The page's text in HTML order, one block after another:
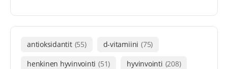
antioksidantit (55) d-vitamiini (75)
henkinen hyvinvointi (51) hyvinvointi (208)